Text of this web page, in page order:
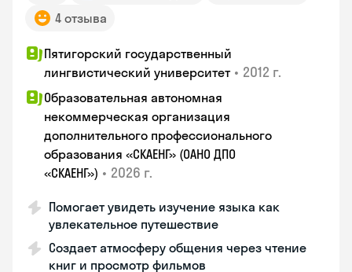
4 отзыва
Пятигорский государственный
лингвистический университет • 2012 г.
Образовательная автономная
некоммерческая организация
дополнительного профессионального
образования «СКАЕНГ» (ОАНО ДПО
«СКАЕНГ») • 2026 г.
Помогает увидеть изучение языка как
увлекательное путешествие
Создает атмосферу общения через чтение
книг и просмотр фильмов